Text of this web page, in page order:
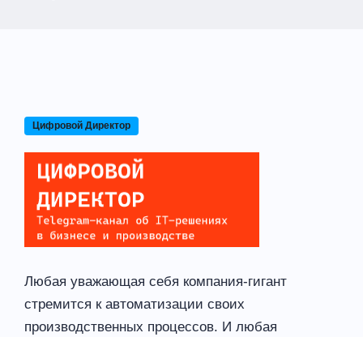
Цифровой Директор
Любая уважающая себя компания-гигант
стремится к автоматизации своих
производственных процессов. И любая